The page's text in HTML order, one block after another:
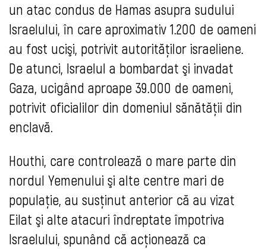
un atac condus de Hamas asupra sudului
Israelului, în care aproximativ 1.200 de oameni
au fost ucişi, potrivit autorităţilor israeliene.
De atunci, Israelul a bombardat şi invadat
Gaza, ucigând aproape 39.000 de oameni,
potrivit oficialilor din domeniul sănătăţii din
enclavă.
Houthi, care controlează o mare parte din
nordul Yemenului şi alte centre mari de
populaţie, au susţinut anterior că au vizat
Eilat şi alte atacuri îndreptate împotriva
Israelului, spunând că acţionează ca